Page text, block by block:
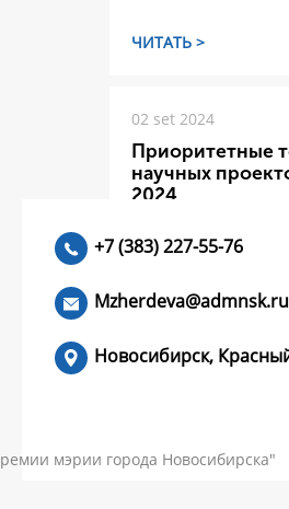
ЧИТАТЬ >
02 set 2024
Приоритетные
научных
2024
ЧИТАТЬ >
+7 (383) 227-55-76
Mzherdeva@admnsk.ru
Новосибирск,
мэрии города Новосибирска"